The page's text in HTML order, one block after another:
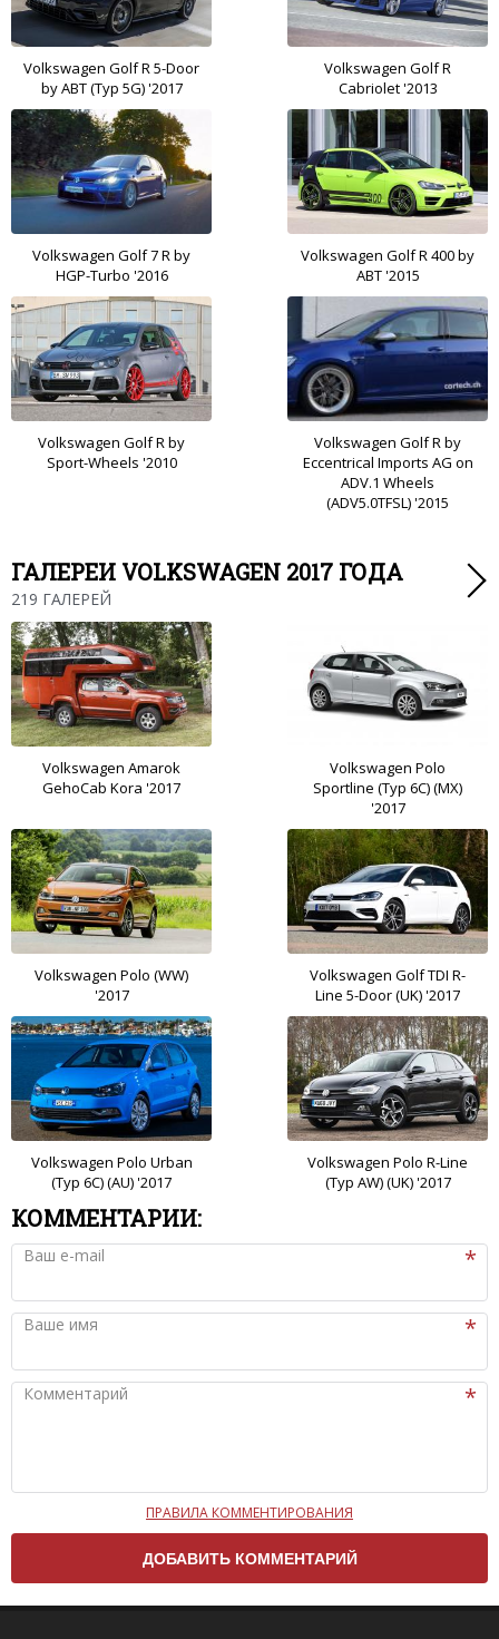
Volkswagen Golf R 5-Door
by ABT (Typ 5G) '2017
Volkswagen Golf R
Cabriolet '2013
Volkswagen Golf 7 R by
HGP-Turbo '2016
Volkswagen Golf R 400 by
ABT '2015
Volkswagen Golf R by
Sport-Wheels '2010
Volkswagen Golf R by
Eccentrical Imports AG on
ADV.1 Wheels
(ADV5.0TFSL) '2015
ГАЛЕРЕИ VOLKSWAGEN 2017 ГОДА
219 ГАЛЕРЕЙ
Volkswagen Amarok
GehoCab Kora '2017
Volkswagen Polo
Sportline (Typ 6C) (MX)
'2017
Volkswagen Polo (WW)
'2017
Volkswagen Golf TDI R-
Line 5-Door (UK) '2017
Volkswagen Polo Urban
(Typ 6C) (AU) '2017
Volkswagen Polo R-Line
(Typ AW) (UK) '2017
КОММЕНТАРИИ:
Ваш e-mail
Ваше имя
Комментарий
Чтобы ваш комментарий был опубликован на сайте,
вам нужно придерживаться следующих правил:
Комментарий не может быть слишком
ПРАВИЛА КОММЕНТИРОВАНИЯ